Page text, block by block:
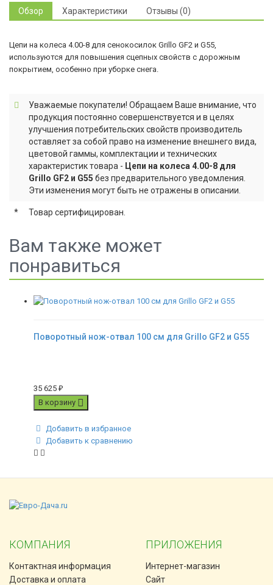
Обзор Характеристики Отзывы (0)
Цепи на колеса 4.00-8 для сенокосилок Grillo GF2 и G55,
используются для повышения сцепных свойств с дорожным
покрытием, особенно при уборке снега.
Уважаемые покупатели! Обращаем Ваше внимание, что
продукция постоянно совершенствуется и в целях
улучшения потребительских свойств производитель
оставляет за собой право на изменение внешнего вида,
цветовой гаммы, комплектации и технических
характеристик товара - Цепи на колеса 4.00-8 для
Grillo GF2 и G55 без предварительного уведомления.
Эти изменения могут быть не отражены в описании.
* Товар сертифицирован.
Вам также может
понравиться
Поворотный нож-отвал 100 см для Grillo GF2 и G55
35 625 ₽
В корзину
Добавить в избранное
Добавить к сравнению
КОМПАНИЯ
Контактная информация
Доставка и оплата
ПРИЛОЖЕНИЯ
Интернет-магазин
Сайт